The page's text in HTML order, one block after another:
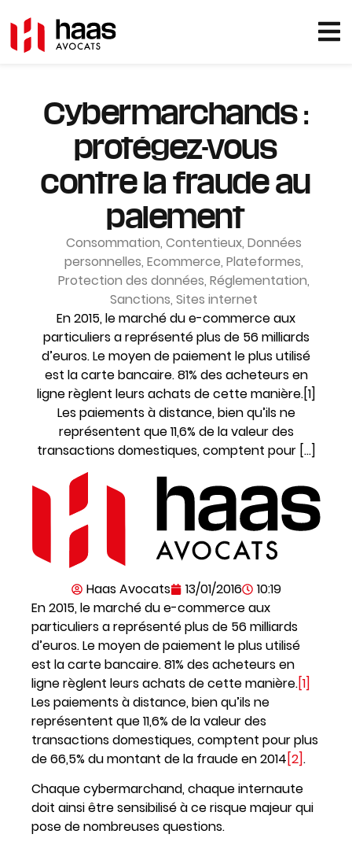
Cybermarchands :
protégez-vous
contre la fraude au
paiement
Consommation, Contentieux, Données
personnelles, Ecommerce, Plateformes,
Protection des données, Réglementation,
Sanctions, Sites internet
En 2015, le marché du e-commerce aux
particuliers a représenté plus de 56 milliards
d’euros. Le moyen de paiement le plus utilisé
est la carte bancaire. 81% des acheteurs en
ligne règlent leurs achats de cette manière.[1]
Les paiements à distance, bien qu’ils ne
représentent que 11,6% de la valeur des
transactions domestiques, comptent pour […]
Haas Avocats 13/01/2016
10:19
En 2015, le marché du e-commerce aux
particuliers a représenté plus de 56 milliards
d’euros. Le moyen de paiement le plus utilisé
est la carte bancaire. 81% des acheteurs en
ligne règlent leurs achats de cette manière.[1]
Les paiements à distance, bien qu’ils ne
représentent que 11,6% de la valeur des
transactions domestiques, comptent pour plus
de 66,5% du montant de la fraude en 2014[2].
Chaque cybermarchand, chaque internaute
doit ainsi être sensibilisé à ce risque majeur qui
pose de nombreuses questions.